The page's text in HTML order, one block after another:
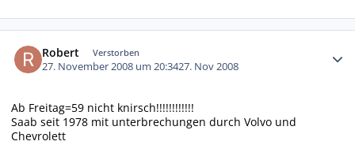
Robert Verstorben
27. November 2008 um 20:3427. Nov 2008
Ab Freitag=59 nicht knirsch!!!!!!!!!!!!
Saab seit 1978 mit unterbrechungen durch Volvo und
Chevrolett